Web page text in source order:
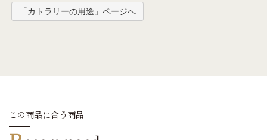
「カトラリーの用途」ページへ
この商品に合う商品